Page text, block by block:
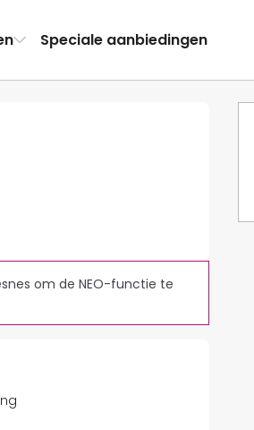
Speciale aanbiedingen
om de NEO-functie te